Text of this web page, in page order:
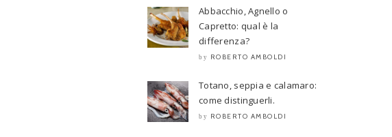
Abbacchio, Agnello o
Capretto: qual è la
differenza?
by ROBERTO AMBOLDI
Totano, seppia e calamaro:
come distinguerli.
by ROBERTO AMBOLDI